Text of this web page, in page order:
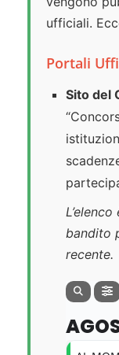
ufficiali.
Portali
Sito del
bandito
recente.